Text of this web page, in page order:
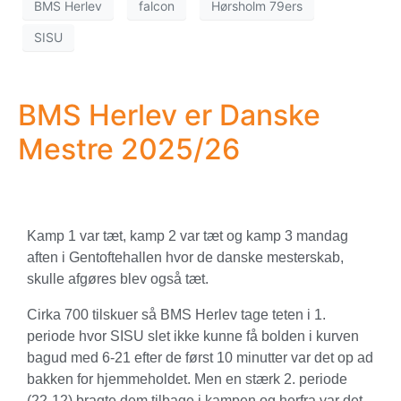
BMS Herlev falcon Hørsholm 79ers
SISU
BMS Herlev er Danske
Mestre 2025/26
Kamp 1 var tæt, kamp 2 var tæt og kamp 3 mandag
aften i Gentoftehallen hvor de danske mesterskab,
skulle afgøres blev også tæt.
Cirka 700 tilskuer så BMS Herlev tage teten i 1.
periode hvor SISU slet ikke kunne få bolden i kurven
bagud med 6-21 efter de først 10 minutter var det op ad
bakken for hjemmeholdet. Men en stærk 2. periode